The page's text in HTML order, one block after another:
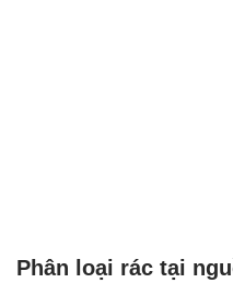
Phân loại rác tại